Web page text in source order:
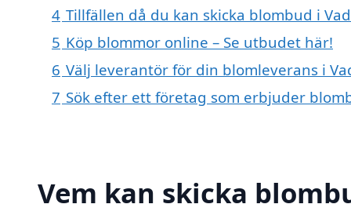
4 Tillfällen då du kan skicka blombud i Vad
5 Köp blommor online – Se utbudet här!
6 Välj leverantör för din blomleverans i
7 Sök efter ett företag som erbjuder
Vem kan skicka